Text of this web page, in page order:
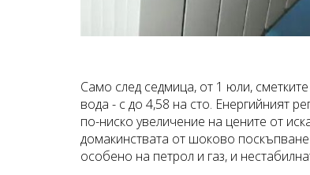
Само след седмица, от 1 юли,
вода - с до 4,58 на сто. Енергийният
по-ниско увеличение на цените от
домакинствата от шоково
особено на петрол и газ, и